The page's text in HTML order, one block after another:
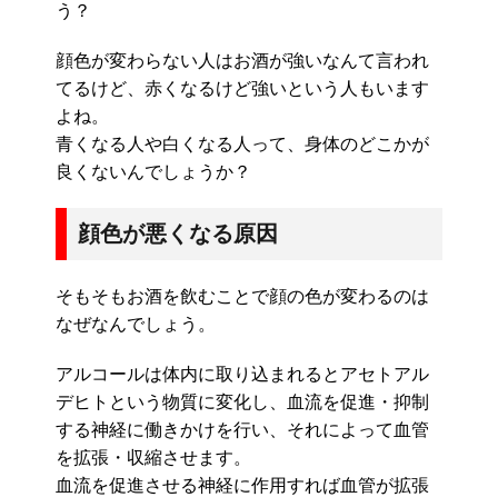
う？
顔色が変わらない人はお酒が強いなんて言われ
てるけど、赤くなるけど強いという人もいます
よね。
青くなる人や白くなる人って、身体のどこかが
良くないんでしょうか？
顔色が悪くなる原因
そもそもお酒を飲むことで顔の色が変わるのは
なぜなんでしょう。
アルコールは体内に取り込まれるとアセトアル
デヒトという物質に変化し、血流を促進・抑制
する神経に働きかけを行い、それによって血管
を拡張・収縮させます。
血流を促進させる神経に作用すれば血管が拡張